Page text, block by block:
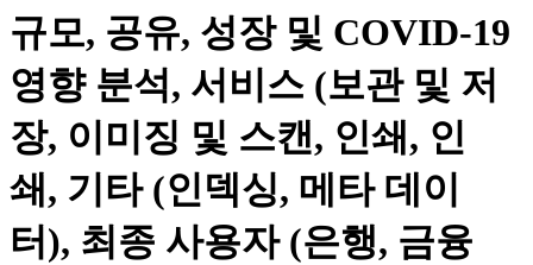
규모, 공유, 성장 및 COVID-19
영향 분석, 서비스 (보관 및 저
장, 이미징 및 스캔, 인쇄, 인
쇄, 기타 (인덱싱, 메타 데이
터), 최종 사용자 (은행, 금융